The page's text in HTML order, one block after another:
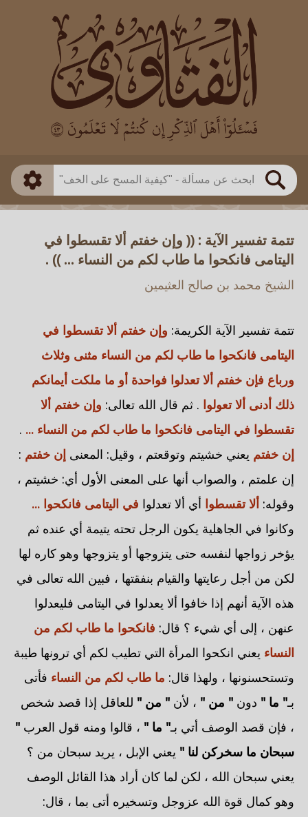
بحث
العالم
بن باز
بن العثيمين
اللجنة الدائمة
طريقة البحث
ذكي
تتمة تفسير الآية : (( وإن خفتم ألا تقسطوا في
اليتامى فانكحوا ما طاب لكم من النساء ... )) .
الشيخ محمد بن صالح العثيمين
تتمة تفسير الآية الكريمة: وإن خفتم ألا تقسطوا في
اليتامى فانكحوا ما طاب لكم من النساء مثنى وثلاث
ورباع فإن خفتم ألا تعدلوا فواحدة أو ما ملكت أيمانكم
ذلك أدنى ألا تعولوا . ثم قال الله تعالى: وإن خفتم ألا
تقسطوا في اليتامى فانكحوا ما طاب لكم من النساء ... .
إن خفتم يعني خشيتم وتوقعتم ، وقيل: المعنى إن خفتم :
إن علمتم ، والصواب أنها على المعنى الأول أي: خشيتم ،
وقوله: ألا تقسطوا أي ألا تعدلوا في اليتامى فانكحوا ...
وكانوا في الجاهلية يكون الرجل تحته يتيمة أي عنده ثم
يؤخر زواجها لنفسه حتى يتزوجها أو يتزوجها وهو كاره لها
لكن من أجل رعايتها والقيام بنفقتها ، فبين الله تعالى في
هذه الآية أنهم إذا خافوا ألا يعدلوا في اليتامى فليعدلوا
عنهن ، إلى أي شيء ؟ قال: فانكحوا ما طاب لكم من
النساء يعني انكحوا المرأة التي تطيب لكم أي ترونها طيبة
وتستحسنونها ، ولهذا قال: ما طاب لكم من النساء فأتى
بـ" ما " دون " من " ، لأن " من " للعاقل إذا قصد شخص
، فإن قصد الوصف أتي بـ" ما " ، قالوا ومنه قول العرب "
سبحان ما سخركن لنا " يعني الإبل ، يريد سبحان من ؟
يعني سبحان الله ، لكن لما كان أراد هذا القائل الوصف
وهو كمال قوة الله عزوجل وتسخيره أتى بما ، قال: